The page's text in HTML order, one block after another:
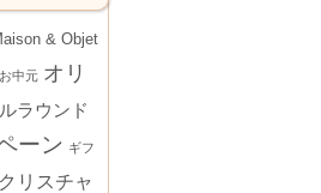
& Objet
お中元 オリ
ラウンド
ーン ギフ
クリスチャ